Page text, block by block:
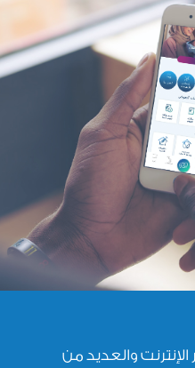
والعديد من